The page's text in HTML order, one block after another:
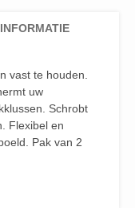
vast te houden.
uw
Schrobt
Flexibel en
Pak van 2